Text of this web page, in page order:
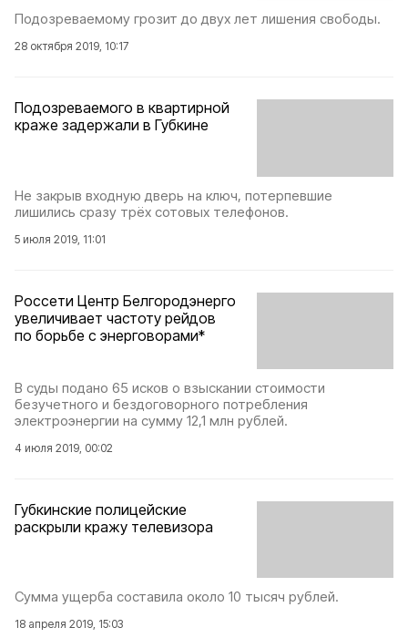
Подозреваемому грозит до двух лет лишения свободы.
28 октября 2019, 10:17
Подозреваемого в квартирной
краже задержали в Губкине
Не закрыв входную дверь на ключ, потерпевшие
лишились сразу трёх сотовых телефонов.
5 июля 2019, 11:01
Россети Центр Белгородэнерго
увеличивает частоту рейдов
по борьбе с энерговорами*
В суды подано 65 исков о взыскании стоимости
безучетного и бездоговорного потребления
электроэнергии на сумму 12,1 млн рублей.
4 июля 2019, 00:02
Губкинские полицейские
раскрыли кражу телевизора
Сумма ущерба составила около 10 тысяч рублей.
18 апреля 2019, 15:03